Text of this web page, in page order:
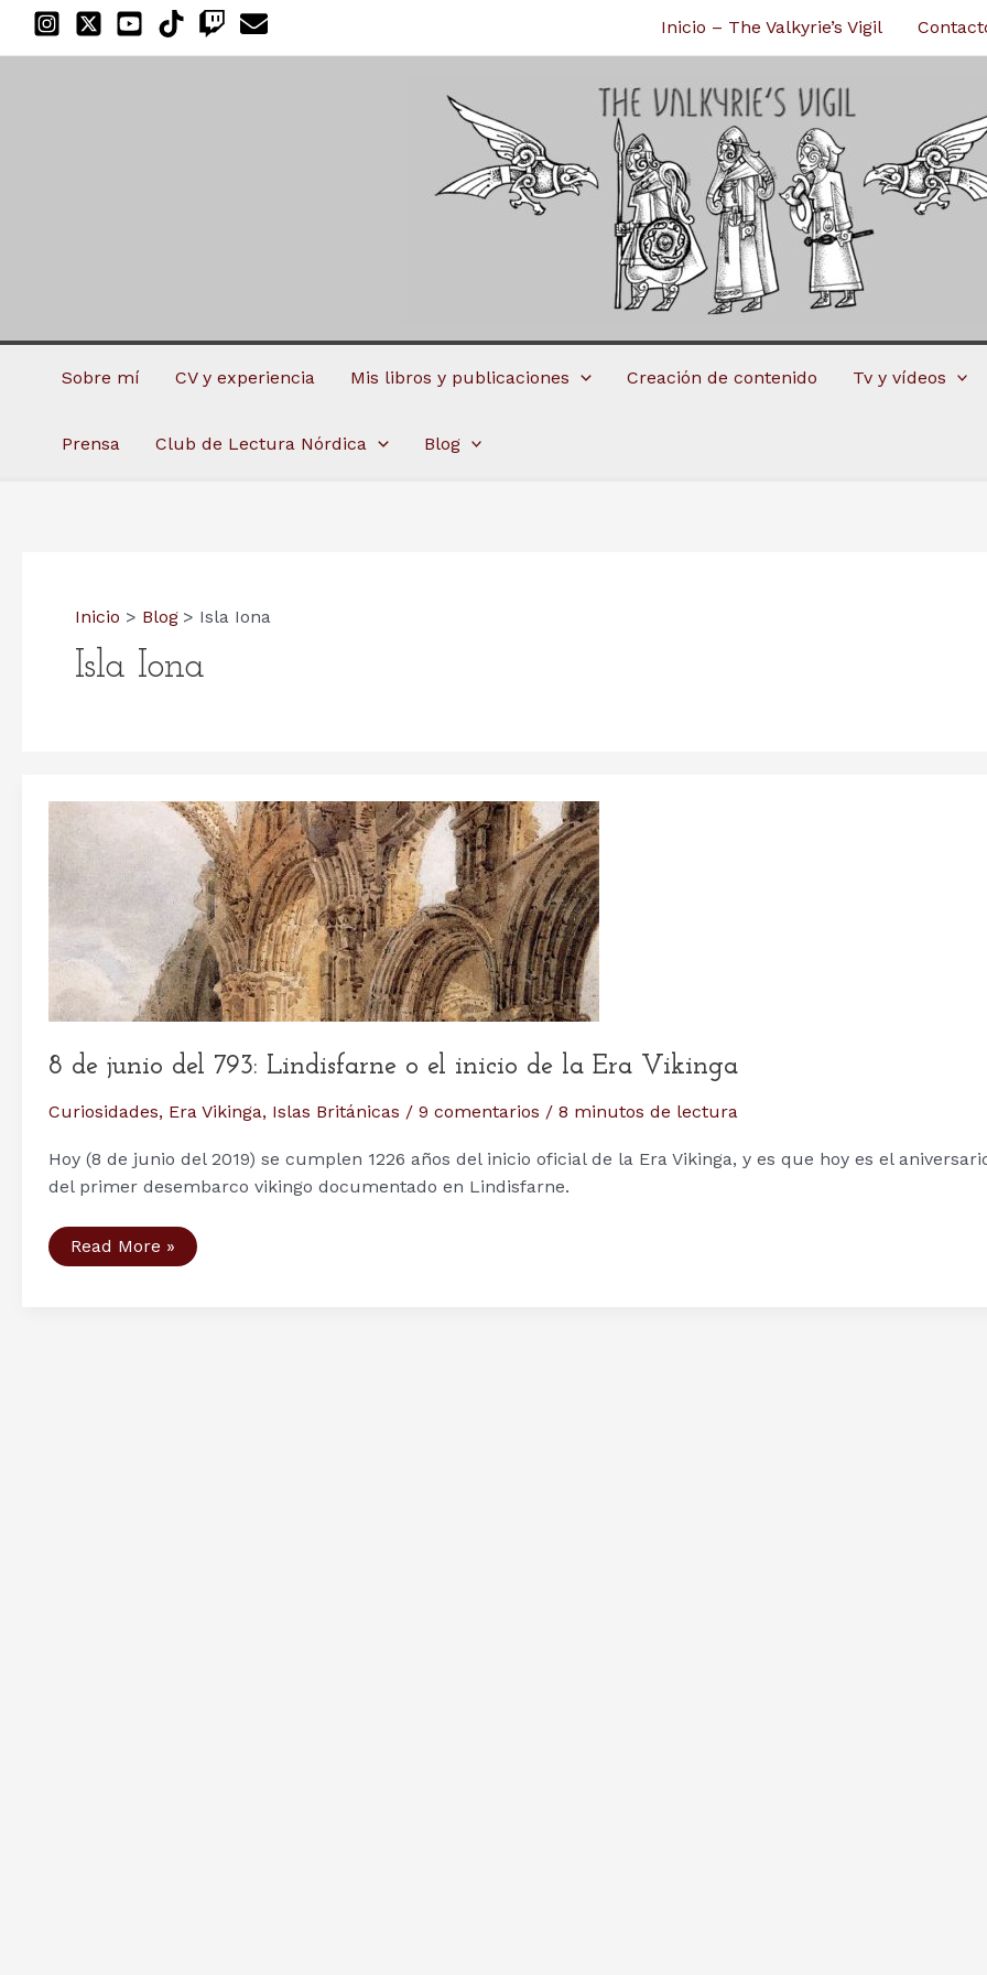
Inicio – The Valkyrie’s Vigil
Sobre mí CV y experiencia Mis libros y publicaciones Creación de contenido Tv y vídeos
Prensa Club de Lectura Nórdica Blog
Inicio Blog Isla Iona
Isla Iona
8 de junio del 793: Lindisfarne o el inicio de la Era Vikinga
Curiosidades, Era Vikinga, Islas Británicas / 9 comentarios / 8 minutos de lectura
Hoy (8 de junio del 2019) se cumplen 1226 años del inicio oficial de la Era Vikinga, y es que hoy es el
del primer desembarco vikingo documentado en Lindisfarne.
8
de
Read More »